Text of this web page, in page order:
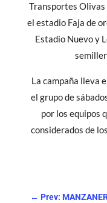
Transportes
el estadio Faja de
Estadio Nuevo y
La campaña lleva
el grupo de
por los equipos
considerados de
← Prev: